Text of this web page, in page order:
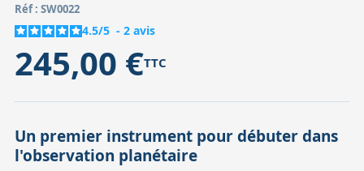
Réf : SW0022
4.5/5 - 2 avis
245,00 €TTC
Un premier instrument pour débuter dans
l'observation planétaire